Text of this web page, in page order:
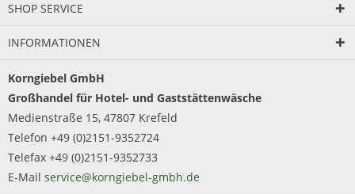
SHOP SERVICE
INFORMATIONEN
Korngiebel GmbH
Großhandel für Hotel- und Gaststättenwäsche
Medienstraße 15, 47807 Krefeld
Telefon +49 (0)2151-9352724
Telefax +49 (0)2151-9352733
E-Mail service@korngiebel-gmbh.de